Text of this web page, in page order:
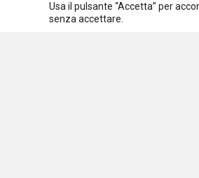
Spazio ai promotori
Usa il pulsante “Accetta” per
senza accettare.